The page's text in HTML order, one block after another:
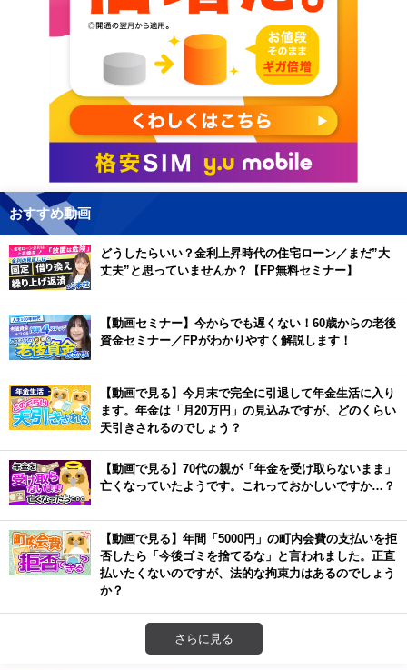
おすすめ動画
どうしたらいい？金利上昇時代の住宅ローン／まだ”大
丈夫”と思っていませんか？【FP無料セミナー】
【動画セミナー】今からでも遅くない！60歳からの老後
資金セミナー／FPがわかりやすく解説します！
【動画で見る】今月末で完全に引退して年金生活に入り
ます。年金は「月20万円」の見込みですが、どのくらい
天引きされるのでしょう？
【動画で見る】70代の親が「年金を受け取らないまま」
亡くなっていたようです。これっておかしいですか…？
【動画で見る】年間「5000円」の町内会費の支払いを拒
否したら「今後ゴミを捨てるな」と言われました。正直
払いたくないのですが、法的な拘束力はあるのでしょう
か？
さらに見る